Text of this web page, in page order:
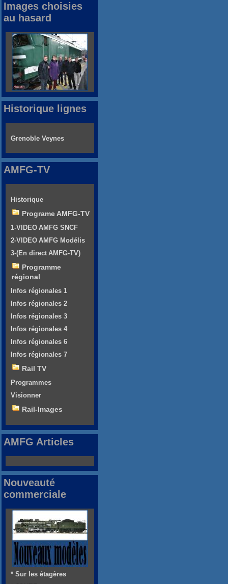
Images choisies
au hasard
Historique lignes
Grenoble Veynes
AMFG-TV
Historique
Programe AMFG-TV
1-VIDEO AMFG SNCF
2-VIDEO AMFG Modélis
3-(En direct AMFG-TV)
Programme
régional
Infos régionales 1
Infos régionales 2
Infos régionales 3
Infos régionales 4
Infos régionales 6
Infos régionales 7
Rail TV
Programmes
Visionner
Rail-Images
AMFG Articles
Nouveauté
commerciale
* Sur les étagères